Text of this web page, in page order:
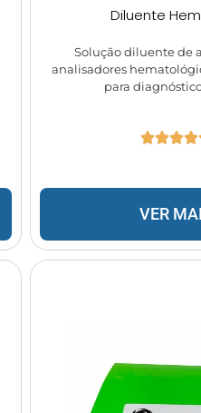
Diluente
Solução diluente de
analisadores
para
VER